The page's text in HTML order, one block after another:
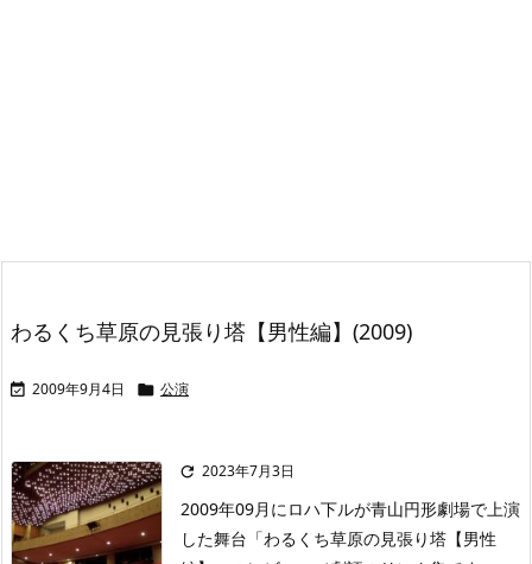
わるくち草原の見張り塔【男性編】(2009)
 2009年9月4日  公演
 2023年7月3日
2009年09月にロハ下ルが青山円形劇場で上演
した舞台「わるくち草原の見張り塔【男性